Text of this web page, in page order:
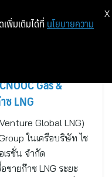
Gas &
LNG
Global LNG)
ในเครือบริษัท ไช
รชั่น จำกัด
ขายก๊าซ LNG ระยะ
เพิ่มเติมได้ที่ นโยบายความ
X